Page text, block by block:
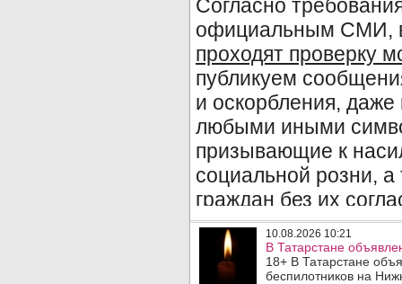
10.08.2026 10:21
В Татарстане
18+ В Татарстане
беспилотников на